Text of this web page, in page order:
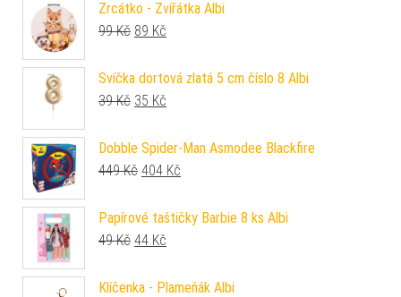
Zrcátko - Zvířátka Albi
99Kč Původní cena byla: 99 Kč.
89 Kč
Svíčka dortová zlatá 5 cm číslo 8 Albi
39Kč Původní cena byla: 39 Kč.
35 Kč
Dobble Spider-Man Asmodee Blackfire
449Kč Původní cena byla: 449 Kč.
404 Kč
Papírové taštičky Barbie 8 ks Albi
49Kč Původní cena byla: 49 Kč.
44 Kč
Klíčenka - Plameňák Albi